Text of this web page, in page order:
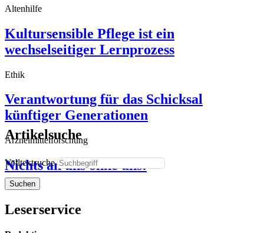
Altenhilfe
Kultursensible Pflege ist ein
wechselseitiger Lernprozess
Ethik
Verantwortung für das Schicksal
künftiger Generationen
Arzneimittelforschung
Nichts an uns ohne uns!
Artikelsuche
Volltextsuche
Suchen
Leserservice